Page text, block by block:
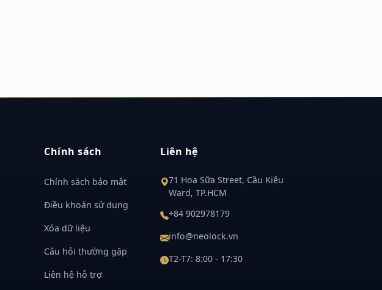
Chính sách
Chính sách bảo mật
Điều khoản sử dụng
Xóa dữ liệu
Câu hỏi thường gặp
Liên hệ hỗ trợ
Liên hệ
71 Hoa Sữa Street, Cầu Kiệu
Ward, TP.HCM
+84 902978179
info@neolock.vn
T2-T7: 8:00 - 17:30